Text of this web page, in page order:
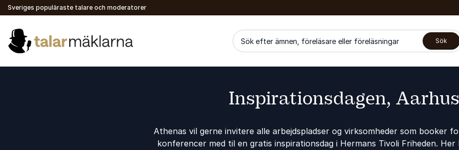
Sveriges populäraste talare och moderatorer
Sök efter ämnen, föreläsare eller föreläsningar Sök
Inspirationsdagen,
Athenas vil gerne invitere alle arbejdspladser og virksomheder som booker
konferencer med til en gratis inspirationsdag i Hermans Tivoli Friheden.